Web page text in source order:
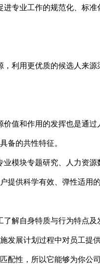
专业工作的规范化、标准
利用更优质的候选人来
值和作用的发挥也是通
备的共性特征。
模块专题研究、人力资
提供科学有效、弹性适用
解自身特质与行为特点
发展计划过程中对员工提
配性，所以它能够为你公